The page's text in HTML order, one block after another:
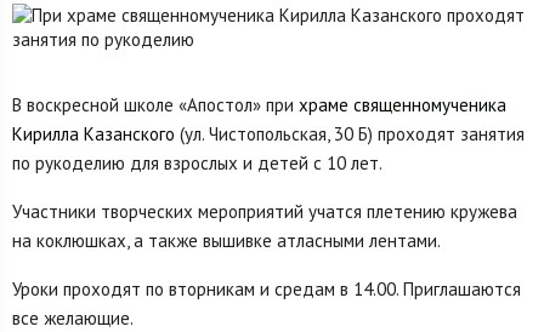
В воскресной школе «Апостол» при храме священномученика
Кирилла Казанского (ул. Чистопольская, 30 Б) проходят занятия
по рукоделию для взрослых и детей с 10 лет.
Участники творческих мероприятий учатся плетению кружева
на коклюшках, а также вышивке атласными лентами.
Уроки проходят по вторникам и средам в 14.00. Приглашаются
все желающие.